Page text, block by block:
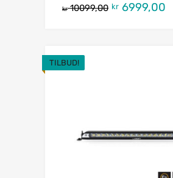
kr10099,00 kr 6999,00
TILBUD!